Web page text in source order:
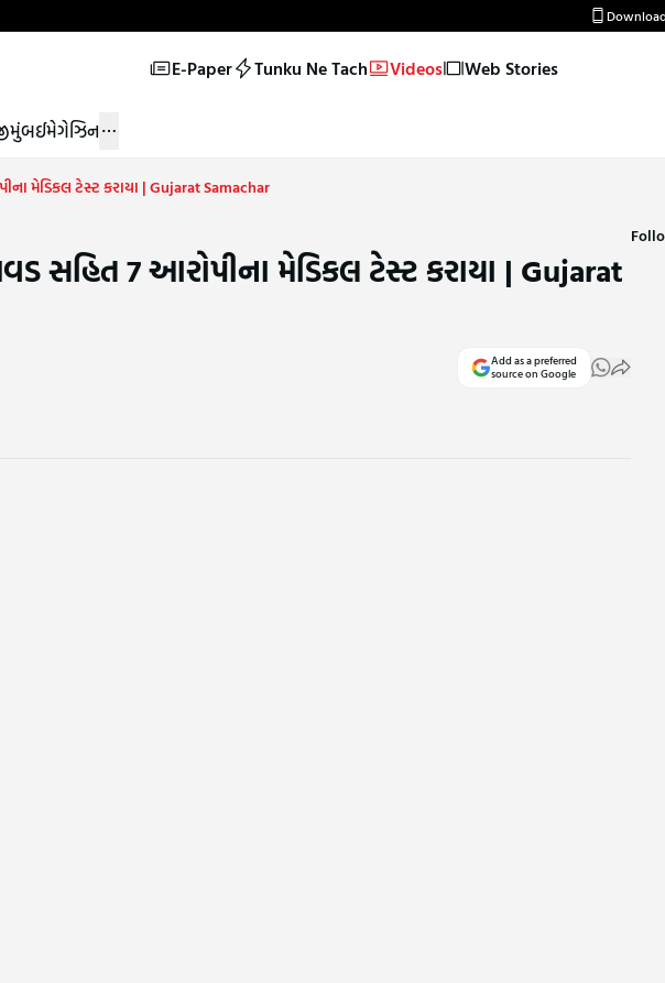
E-Paper Tunku Ne Tach Videos Web Stories
મુંબઈમેગેઝિન
મેડિકલ ટેસ્ટ કરાયા | Gujarat Samachar
સહિત 7 આરોપીના મેડિકલ ટેસ્ટ કરાયા | Gujarat
Add as a preferred
source on Google